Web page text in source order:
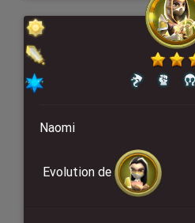
Naomi
Evolution de